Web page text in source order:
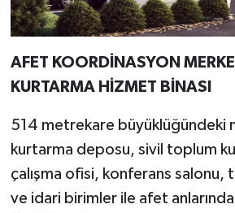
AFET KOORDİNASYON
KURTARMA HİZMET BİNASI
514 metrekare büyüklüğündeki
kurtarma deposu, sivil toplum
çalışma ofisi, konferans salonu,
ve idari birimler ile afet